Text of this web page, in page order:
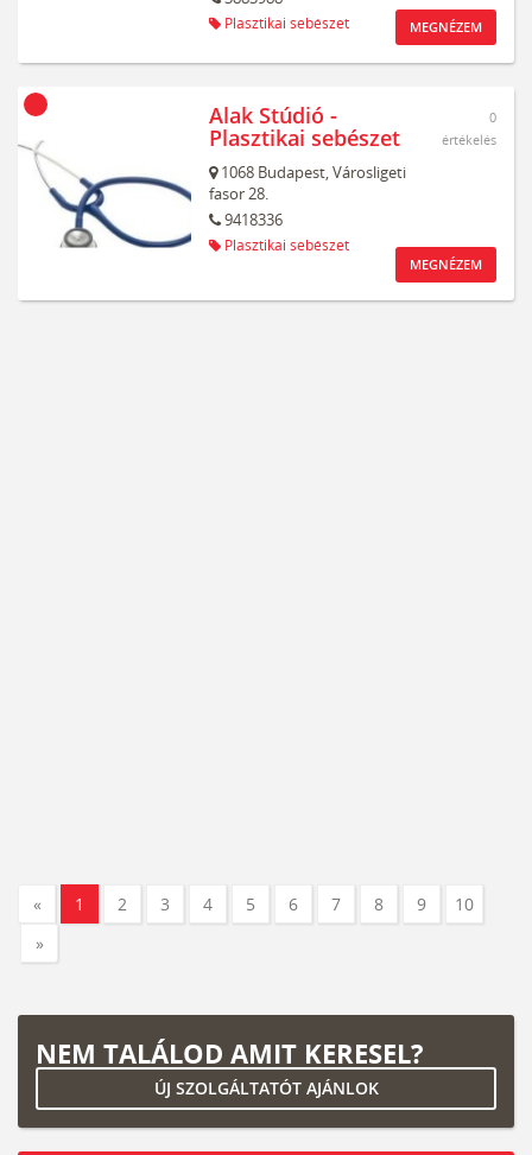
Plasztikai sebészet MEGNÉZEM
Alak Stúdió -
Plasztikai sebészet
1068 Budapest,Városligeti
fasor 28.
9418336
Plasztikai sebészet
0
értékelés
MEGNÉZEM
« 1 2 3 4 5 6 7 8 9
10
»
NEM TALÁLOD AMIT KERESEL?
ÚJ SZOLGÁLTATÓT AJÁNLOK